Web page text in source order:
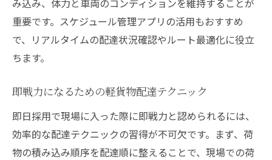
重要です。スケジュール管理アプリの活用もおすすめ
で、リアルタイムの配達状況確認やルート最適化に役立
ちます。
即戦力になるための軽貨物配達テクニック
即日採用で現場に入った際に即戦力と認められるには、
効率的な配達テクニックの習得が不可欠です。まず、荷
物の積み込み順序を配達順に整えることで、現場での荷